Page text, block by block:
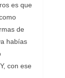
es que
de
habías
con ese